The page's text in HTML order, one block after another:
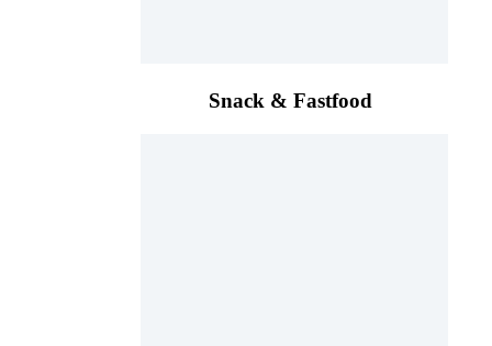
Snack & Fastfood